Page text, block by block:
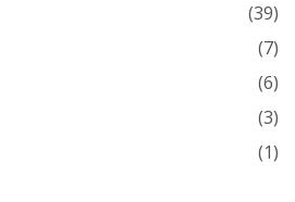
(39)
(7)
(6)
(3)
(1)